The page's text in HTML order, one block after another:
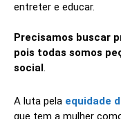
entreter e educar.
Precisamos buscar
pois todas somos
social.
A luta pela equidade
que tem a mulher